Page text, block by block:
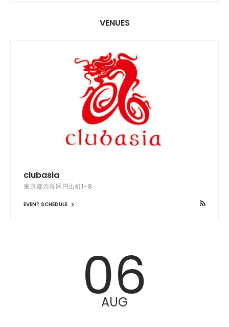
VENUES
clubasia
東京都渋谷区円山町1-8
EVENT SCHEDULE
06
AUG